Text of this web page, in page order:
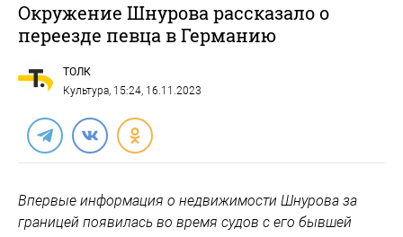
Окружение Шнурова рассказало о
переезде певца в Германию
ТОЛК
Культура, 15:24, 16.11.2023
Впервые информация о недвижимости Шнурова за
границей появилась во время судов с его бывшей